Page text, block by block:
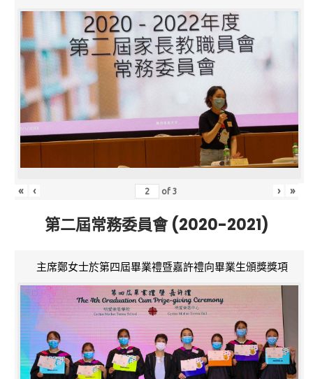
« ‹ of3 › »
第二屆常務委員會 (2020-2021)
主席鄭女士於第四屆畢業禮暨嘉許禮向畢業生頒獎獎項